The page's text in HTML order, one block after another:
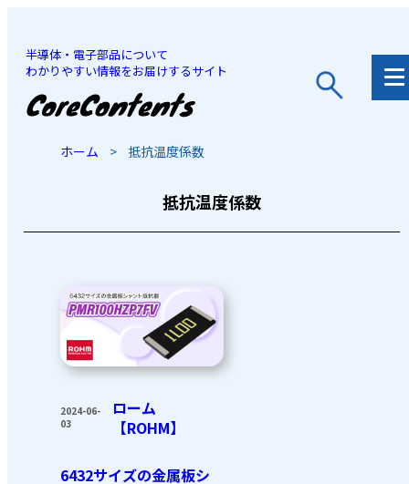
半導体・電子部品について
わかりやすい情報をお届けするサイト
JP
ホーム > 抵抗温度係数
抵抗温度係数
2024-06-
03
ローム
【ROHM】
6432サイズの金属板シ